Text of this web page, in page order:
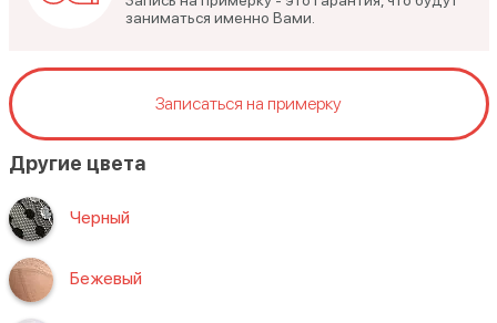
заниматься именно Вами.
Записаться на примерку
Другие цвета
Черный
Бежевый